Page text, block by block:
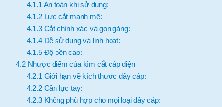
4.1.1 An toàn khi sử dụng:
4.1.2Lực cắt mạnh mẽ:
4.1.3Cắt chính xác và gọn gàng:
4.1.4Dễ sử dụng và linh hoạt:
4.1.5Độ bền cao:
4.2Nhược điểm của kìm cắt cáp điện
4.2.1 Giới hạn về kích thước dây cáp:
4.2.2Cần lực tay:
4.2.3Không phù hợp cho mọi loại dây cáp: